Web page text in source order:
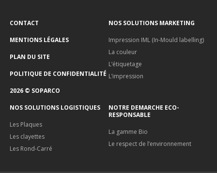
CONTACT
MENTIONS LÉGALES
PLAN DU SITE
POLITIQUE DE CONFIDENTIALITÉ
2026 © SOPARCO
NOS SOLUTIONS MARKETING
Impression IML (In-Mould labelling)
La couleur
L’étiquetage
L’impression
NOS SOLUTIONS LOGISTIQUES
Les Plaques
Les clayettes
Les Rond-Carré
NOTRE DEMARCHE ECO-
RESPONSABLE
La gamme Bio
Le respect de l’environnement